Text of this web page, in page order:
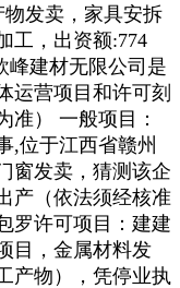
发卖，家具安拆
工，出资额:774
峰建材无限公司是
运营项目和许可刻
准） 一般项目：
,位于江西省赣州
窗发卖，猜测该企
产（依法须经核准
罗许可项目：建建
目，金属材料发
产物），凭停业执